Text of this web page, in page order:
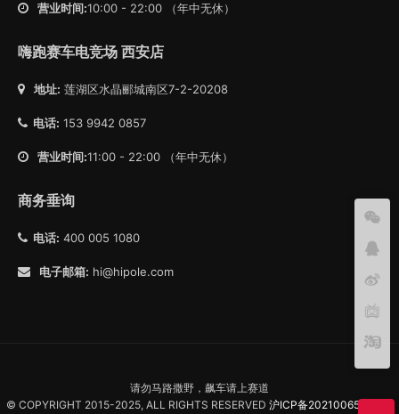
营业时间:10:00 - 22:00 （年中无休）
嗨跑赛车电竞场 西安店
地址: 莲湖区水晶郦城南区7-2-20208
电话: 153 9942 0857
营业时间:11:00 - 22:00 （年中无休）
商务垂询
电话: 400 005 1080
电子邮箱: hi@hipole.com
请勿马路撒野，飙车请上赛道
© COPYRIGHT 2015-2025, ALL RIGHTS RESERVED 沪ICP备2021006557号-1